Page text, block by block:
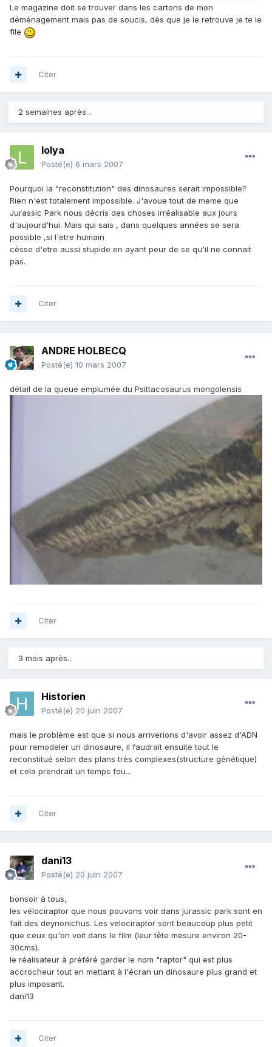
Le magazine doit se trouver dans les cartons de mon
déménagement mais pas de soucis, dès que je le retrouve je te le
file
Citer
2 semaines après...
lolya
Posté(e) 6 mars 2007
Pourquoi la "reconstitution" des dinosaures serait impossible?
Rien n'est totalement impossible. J'avoue tout de meme que
Jurassic Park nous décris des choses irréalisable aux jours
d'aujourd'hui. Mais qui sais , dans quelques années se sera
possible ,si l'etre humain
cèsse d'etre aussi stupide en ayant peur de se qu'il ne connait
pas.
Citer
ANDRE HOLBECQ
Posté(e) 10 mars 2007
détail de la queue emplumée du Psittacosaurus mongolensis
Citer
3 mois après...
Historien
Posté(e) 20 juin 2007
mais le problème est que si nous arriverions d'avoir assez d'ADN
pour remodeler un dinosaure, il faudrait ensuite tout le
reconstitué selon des plans très complexes(structure génétique)
et cela prendrait un temps fou...
Citer
dani13
Posté(e) 20 juin 2007
bonsoir à tous,
les vélociraptor que nous pouvons voir dans jurassic park sont en
fait des deynonichus. Les velociraptor sont beaucoup plus petit
que ceux qu'on voit dans le film (leur tête mesure environ 20-
30cms).
le réalisateur à préféré garder le nom "raptor" qui est plus
accrocheur tout en mettant à l'écran un dinosaure plus grand et
plus imposant.
dani13
Citer